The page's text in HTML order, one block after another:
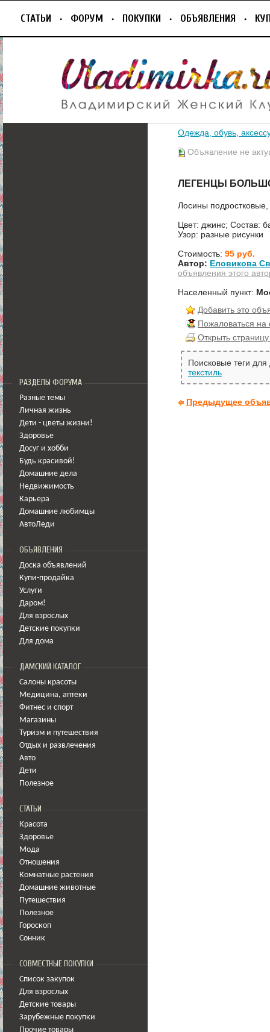
СТАТЬИ ФОРУМ ПОКУПКИ ОБЪЯВЛЕНИЯ
РАЗДЕЛЫ ФОРУМА
Разные темы
Личная жизнь
Дети - цветы жизни!
Здоровье
Досуг и хобби
Будь красивой!
Домашние дела
Недвижимость
Карьера
Домашние любимцы
АвтоЛеди
ОБЪЯВЛЕНИЯ
Доска объявлений
Купи-продайка
Услуги
Даром!
Для взрослых
Детские покупки
Для дома
ДАМСКИЙ КАТАЛОГ
Салоны красоты
Медицина, аптеки
Фитнес и спорт
Магазины
Туризм и путешествия
Отдых и развлечения
Авто
Дети
Полезное
СТАТЬИ
Красота
Здоровье
Мода
Отношения
Комнатные растения
Домашние животные
Путешествия
Полезное
Гороскоп
Сонник
СОВМЕСТНЫЕ ПОКУПКИ
Список закупок
Для взрослых
Детские товары
Зарубежные покупки
Прочие товары
Одежда, обувь,
Объявление не
ЛЕГЕНЦЫ
Лосины
Цвет: джинс; Состав:
Узор: разные рисунки
Стоимость: 95 руб.
Автор: Еловикова
объявления этого
Населенный пункт:
Добавить это
Пожаловаться
Открыть
Поисковые теги
текстиль
Предыдущее